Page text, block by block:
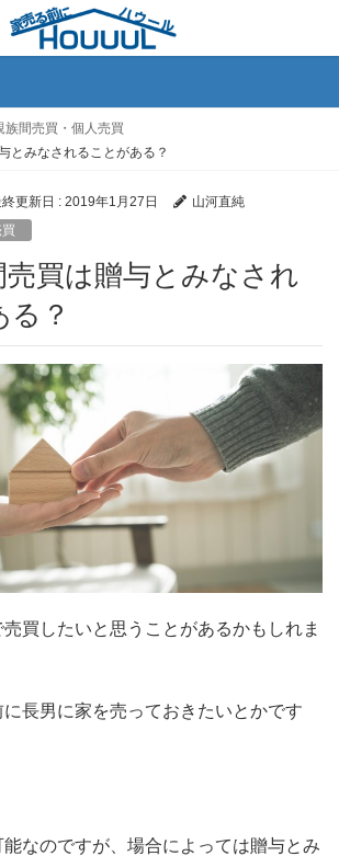
族間売買・個人売買
とみなされることがある？
終更新日 : 2019年1月27日
山河直純
？
買したいと思うことがあるかもしれま
長男に家を売っておきたいとかです
なのですが、場合によっては贈与とみ